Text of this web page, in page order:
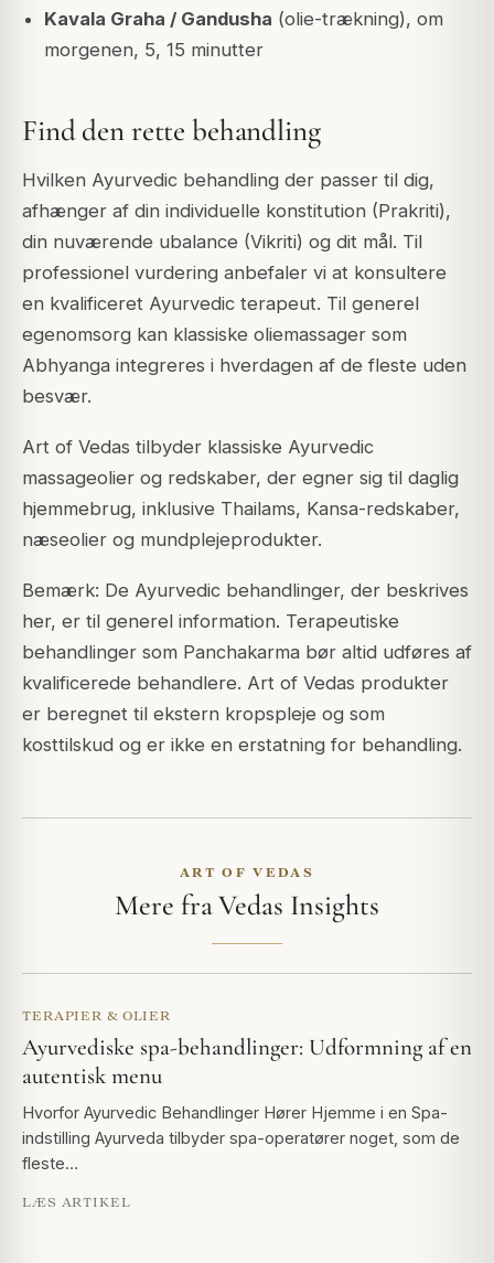
Kavala Graha / Gandusha (olie-trækning), om
morgenen, 5, 15 minutter
Find den rette behandling
Hvilken Ayurvedic behandling der passer til dig,
afhænger af din individuelle konstitution (Prakriti),
din nuværende ubalance (Vikriti) og dit mål. Til
professionel vurdering anbefaler vi at konsultere
en kvalificeret Ayurvedic terapeut. Til generel
egenomsorg kan klassiske oliemassager som
Abhyanga integreres i hverdagen af de fleste uden
besvær.
Art of Vedas tilbyder klassiske Ayurvedic
massageolier og redskaber, der egner sig til daglig
hjemmebrug, inklusive Thailams, Kansa-redskaber,
næseolier og mundplejeprodukter.
Bemærk: De Ayurvedic behandlinger, der beskrives
her, er til generel information. Terapeutiske
behandlinger som Panchakarma bør altid udføres af
kvalificerede behandlere. Art of Vedas produkter
er beregnet til ekstern kropspleje og som
kosttilskud og er ikke en erstatning for behandling.
ART OF VEDAS
Mere fra Vedas Insights
TERAPIER & OLIER
Ayurvediske spa-behandlinger: Udformning af en
autentisk menu
Hvorfor Ayurvedic Behandlinger Hører Hjemme i en Spa-
indstilling Ayurveda tilbyder spa-operatører noget, som de
fleste…
LÆS ARTIKEL